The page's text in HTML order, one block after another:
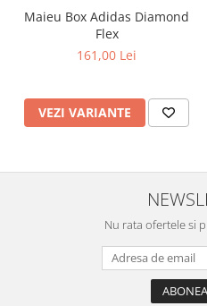
Maieu Box Adidas Diamond
Flex
161,00 Lei
VEZI VARIANTE
Nu rata ofertele si